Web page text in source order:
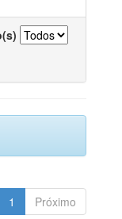
1 Próximo